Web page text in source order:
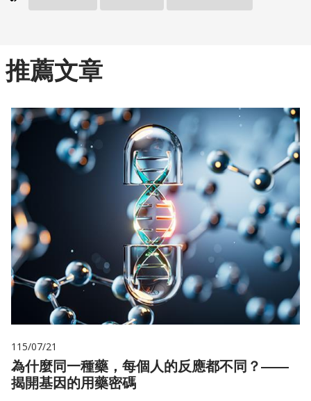
推薦文章
115/07/21
為什麼同一種藥，每個人的反應都不同？——
揭開基因的用藥密碼